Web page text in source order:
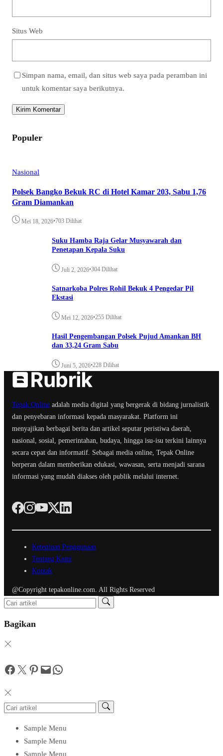
Situs Web
Simpan nama, email, dan situs web saya pada peramban ini
untuk komentar saya berikutnya.
Populer
Nasional
Polsek Bangko Bekuk RC di Hotel Kamar 203, Sabu 1,76
Gram Diamankan
Mei 18, 2026•703 Dilihat
Suku Hamba Raja Gelar Musyawarah dan
Penetapan Kepala Suku
Juli 2, 2026•304 Dilihat
Satnarkoba Polres Rohil Bekuk 4 Pengedar Pil
Ekstasi
Mei 12, 2026•255 Dilihat
Hasil Pengembangan Polsek Pujud Amankan BH
dan 33,24 Gram Sabu
Juni 5, 2026•228 Dilihat
Tepak Online adalah media digital yang bergerak di bidang jurnalistik
dan penyebaran informasi kepada masyarakat. Platform ini
menyajikan berbagai berita dan artikel seputar peristiwa daerah,
nasional, sosial, pemerintahan, budaya, hingga isu-isu terkini lainnya
secara cepat dan informatif. Sebagai media online, Tepak Online
berperan dalam memberikan edukasi, wawasan, serta menjadi sarana
informasi yang mudah diakses oleh publik melalui internet.
Ketentuan Penggunaan
Tentang Kami
Kontak
@Copyright tepakonline.com. All Rights Reserved
Bagikan
Facebook
Twitter
Pinterest
MailWhatsApp
Sample Menu
Sample Menu
Sample Menu